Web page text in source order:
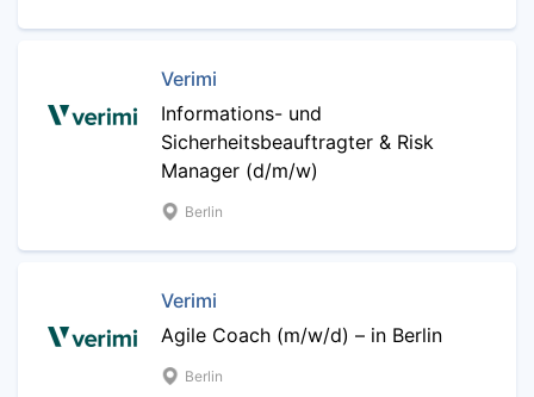
Verimi
Informations- und
Sicherheitsbeauftragter & Risk
Manager (d/m/w)
Berlin
Verimi
Agile Coach (m/w/d) – in Berlin
Berlin